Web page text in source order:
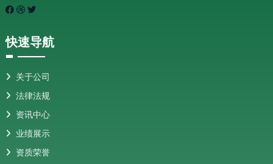
快速导航
关于公司
法律法规
资讯中心
业绩展示
资质荣誉